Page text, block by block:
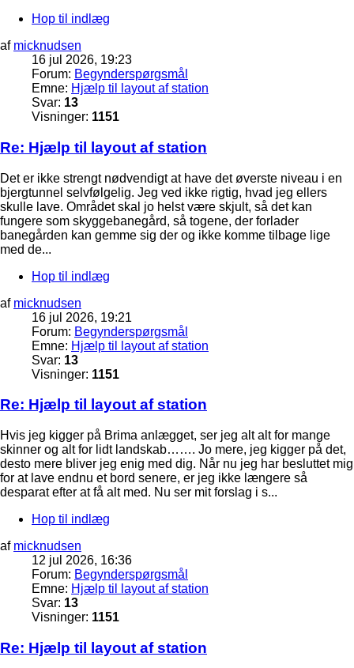
Hop til indlæg
af micknudsen
16 jul 2026, 19:23
Forum: Begynderspørgsmål
Emne: Hjælp til layout af station
Svar: 13
Visninger: 1151
Re: Hjælp til layout af station
Det er ikke strengt nødvendigt at have det øverste niveau i en
bjergtunnel selvfølgelig. Jeg ved ikke rigtig, hvad jeg ellers
skulle lave. Området skal jo helst være skjult, så det kan
fungere som skyggebanegård, så togene, der forlader
banegården kan gemme sig der og ikke komme tilbage lige
med de...
Hop til indlæg
af micknudsen
16 jul 2026, 19:21
Forum: Begynderspørgsmål
Emne: Hjælp til layout af station
Svar: 13
Visninger: 1151
Re: Hjælp til layout af station
Hvis jeg kigger på Brima anlægget, ser jeg alt alt for mange
skinner og alt for lidt landskab……. Jo mere, jeg kigger på det,
desto mere bliver jeg enig med dig. Når nu jeg har besluttet mig
for at lave endnu et bord senere, er jeg ikke længere så
desparat efter at få alt med. Nu ser mit forslag i s...
Hop til indlæg
af micknudsen
12 jul 2026, 16:36
Forum: Begynderspørgsmål
Emne: Hjælp til layout af station
Svar: 13
Visninger: 1151
Re: Hjælp til layout af station